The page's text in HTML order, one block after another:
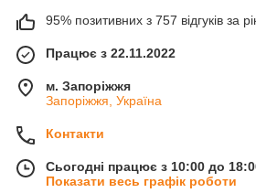
95% позитивних з 757 відгуків за
Працює з 22.11.2022
м. Запоріжжя
Запоріжжя, Україна
Контакти
Сьогодні працює з 10:00 до
Показати весь графік роботи